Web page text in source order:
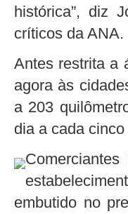
histórica”, diz
críticos da ANA.
Antes restrita a
agora às
a 203
dia a cada
embutido no